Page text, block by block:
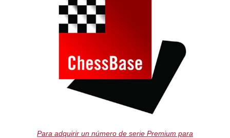
Para adquirir un número de serie Premium para